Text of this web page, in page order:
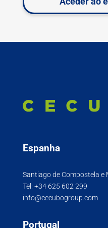
Espanha
Santiago de Compostela e
Tel: +34 625 602 299
info@cecubogroup.com
Portugal